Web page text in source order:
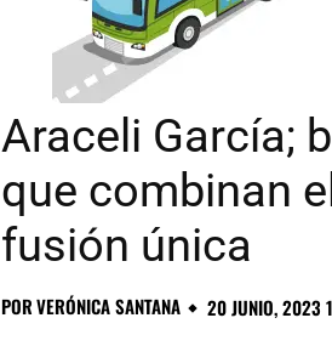
Araceli García;
que combinan
fusión única
PORVERÓNICA SANTANA 20 JUNIO, 2023